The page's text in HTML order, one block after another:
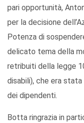
pari opportunità,
per la decisione
Potenza di
delicato tema della
retribuiti della legge
disabili), che era
dei dipendenti.
Botta ringrazia in